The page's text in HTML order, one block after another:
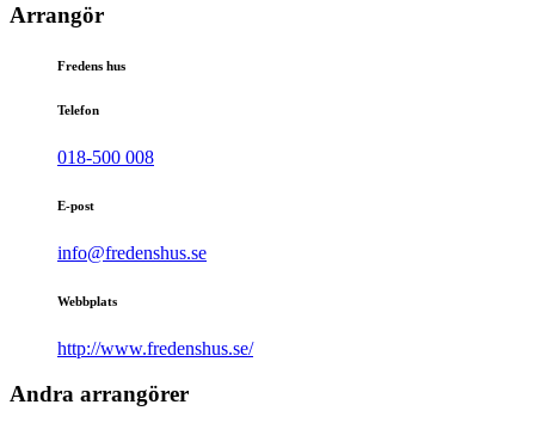
Arrangör
Fredens hus
Telefon
018-500 008
E-post
info@fredenshus.se
Webbplats
http://www.fredenshus.se/
Andra arrangörer